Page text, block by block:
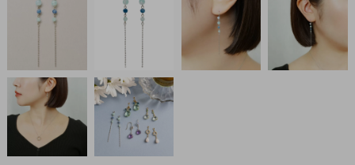
Necklace
Pierced
Earrings